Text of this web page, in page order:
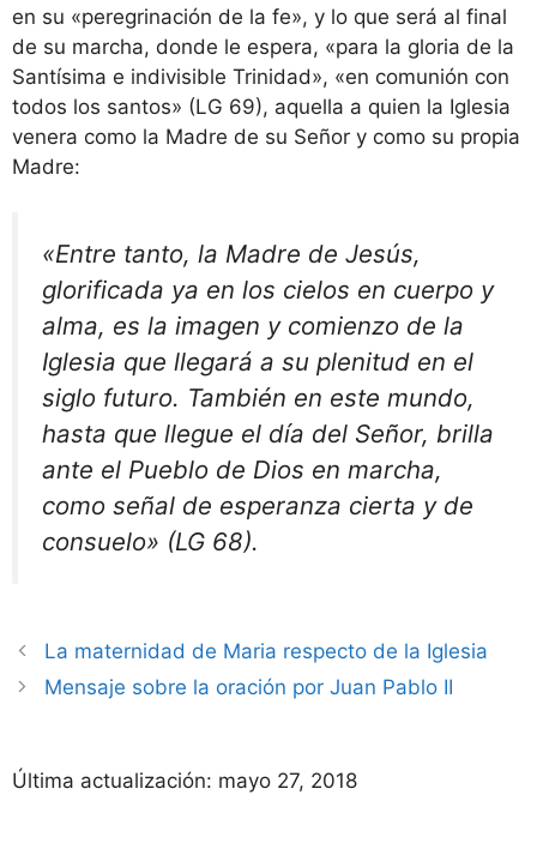
en su «peregrinación de la fe», y lo que será al final
de su marcha, donde le espera, «para la gloria de la
Santísima e indivisible Trinidad», «en comunión con
todos los santos» (LG 69), aquella a quien la Iglesia
venera como la Madre de su Señor y como su propia
Madre:
«Entre tanto, la Madre de Jesús,
glorificada ya en los cielos en cuerpo y
alma, es la imagen y comienzo de la
Iglesia que llegará a su plenitud en el
siglo futuro. También en este mundo,
hasta que llegue el día del Señor, brilla
ante el Pueblo de Dios en marcha,
como señal de esperanza cierta y de
consuelo» (LG 68).
La maternidad de Maria respecto de la Iglesia
Mensaje sobre la oración por Juan Pablo II
Última actualización: mayo 27, 2018